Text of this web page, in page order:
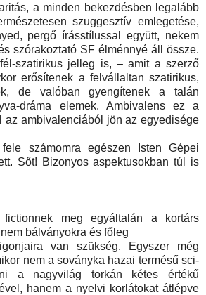
a minden bekezdésben legalább
szuggesztív emlegetése,
pergő írásstílussal együtt, nekem
szórakoztató SF élménnyé áll össze.
szatirikus jelleg is, – amit a szerző
erősítenek a felvállaltan szatirikus,
de valóban gyengítenek a talán
dráma elemek. Ambivalens ez a
az ambivalenciából jön az egyedisége
számomra egészen Isten Gépei
Sőt! Bizonyos aspektusokban túl is
meg egyáltalán a kortárs
bálványokra és főleg
van szükség. Egyszer még
nem a soványka hazai termésű sci-
a nagyvilág torkán kétes értékű
hanem a nyelvi korlátokat átlépve